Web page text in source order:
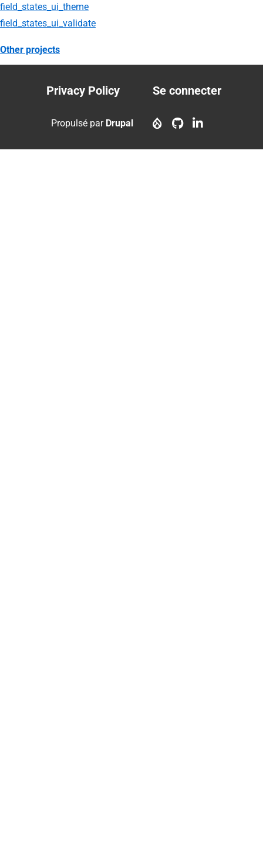
field_states_ui_theme
field_states_ui_validate
Other projects
Footer
menu
Privacy Policy
account
Se connecter
Propulsé par Drupal